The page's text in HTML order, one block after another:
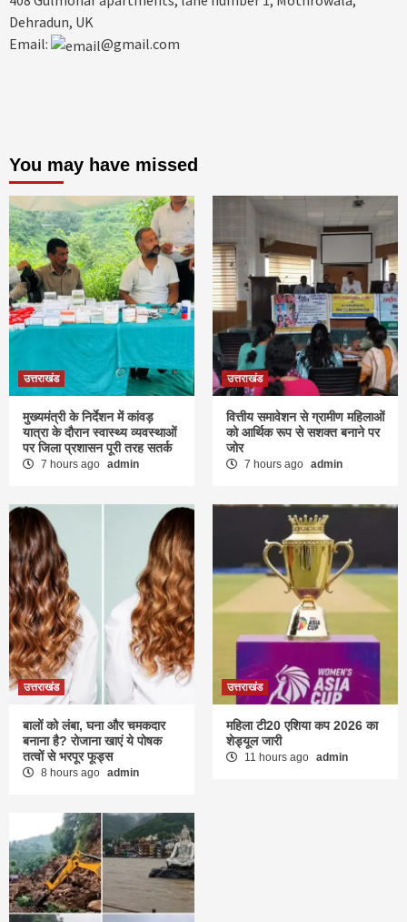
Dehradun, UK
Email:
@gmail.com
You may have missed
उत्तराखंड
मुख्यमंत्री के निर्देशन में कांवड़
यात्रा के दौरान स्वास्थ्य व्यवस्थाओं
पर जिला प्रशासन पूरी तरह सतर्क
7 hours ago admin
उत्तराखंड
वित्तीय समावेशन से ग्रामीण महिलाओं
को आर्थिक रूप से सशक्त बनाने पर
जोर
7 hours ago admin
उत्तराखंड
बालों को लंबा, घना और चमकदार
बनाना है? रोजाना खाएं ये पोषक
तत्वों से भरपूर फूड्स
8 hours ago admin
उत्तराखंड
महिला टी20 एशिया कप 2026 का
शेड्यूल जारी
11 hours ago admin